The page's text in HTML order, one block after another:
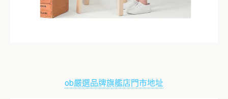
ob嚴選品牌旗艦店門市地址